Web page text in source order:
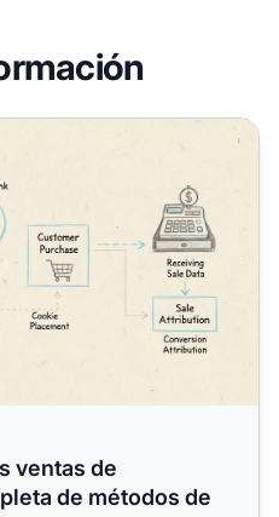
de afiliados? Guía completa
ventas de
de métodos de